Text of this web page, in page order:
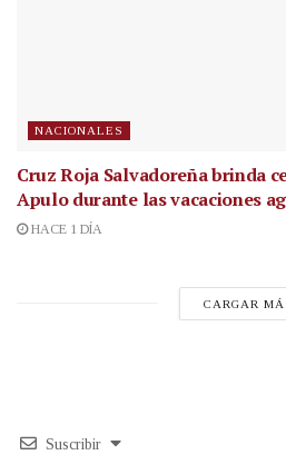
NACIONALES
Cruz Roja Salvadoreña brinda
Apulo durante las vacaciones
HACE 1 DÍA
CARGAR
Suscribir